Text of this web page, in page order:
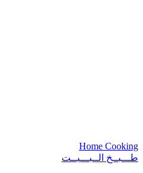
Home Cooking
طـــبــخ الــبـــيــت